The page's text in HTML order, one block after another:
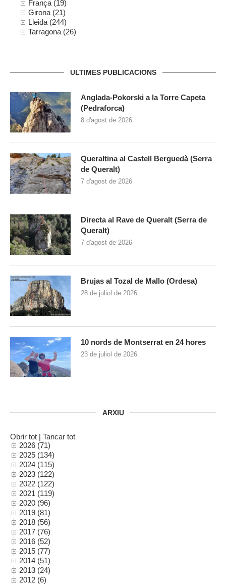
França (19)
Girona (21)
Lleida (244)
Tarragona (26)
ULTIMES PUBLICACIONS
Anglada-Pokorski a la Torre Capeta
(Pedraforca)
8 d'agost de 2026
Queraltina al Castell Berguedà (Serra
de Queralt)
7 d'agost de 2026
Directa al Rave de Queralt (Serra de
Queralt)
7 d'agost de 2026
Brujas al Tozal de Mallo (Ordesa)
28 de juliol de 2026
10 nords de Montserrat en 24 hores
23 de juliol de 2026
ARXIU
Obrir tot | Tancar tot
2026 (71)
2025 (134)
2024 (115)
2023 (122)
2022 (122)
2021 (119)
2020 (96)
2019 (81)
2018 (56)
2017 (76)
2016 (52)
2015 (77)
2014 (51)
2013 (24)
2012 (6)